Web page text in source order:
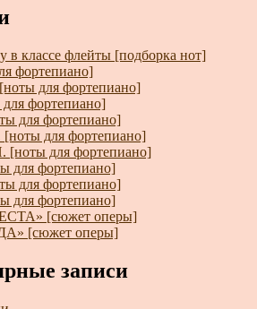
в классе флейты [подборка нот]
фортепиано]
для фортепиано]
фортепиано]
для фортепиано]
для фортепиано]
[ноты для фортепиано]
для фортепиано]
для фортепиано]
для фортепиано]
[сюжет оперы]
[сюжет оперы]
записи